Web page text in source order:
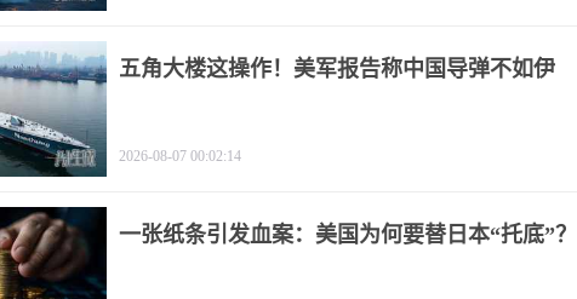
五角大楼这操作！美军报告称中国导弹不如伊
2026-08-07 00:02:14
一张纸条引发血案：美国为何要替日本“托底”？